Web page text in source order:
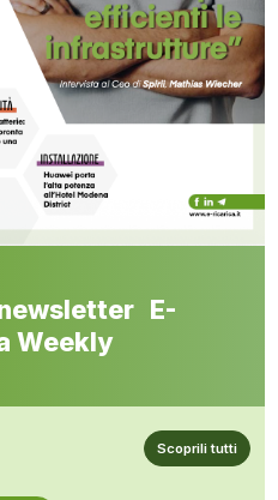
E-
Weekly
Scoprili tutti